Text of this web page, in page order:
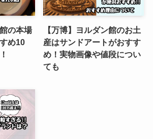
の本場
め10
【万博】ヨルダン館のお土
産はサンドアートがおすす
め！実物画像や値段につい
ても